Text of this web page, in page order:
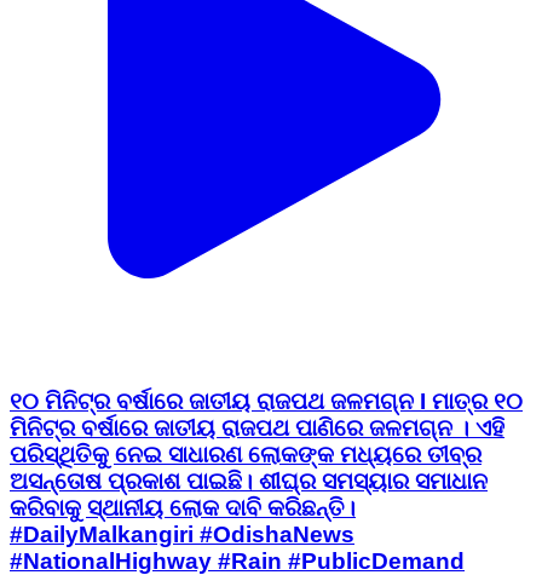
୧୦ ମିନିଟ୍‌ର ବର୍ଷାରେ ଜାତୀୟ ରାଜପଥ ଜଳମଗ୍ନ I ମାତ୍ର ୧୦
ମିନିଟ୍‌ର ବର୍ଷାରେ ଜାତୀୟ ରାଜପଥ ପାଣିରେ ଜଳମଗ୍ନ । ଏହି
ପରିସ୍ଥିତିକୁ ନେଇ ସାଧାରଣ ଲୋକଙ୍କ ମଧ୍ୟରେ ତୀବ୍ର
ଅସନ୍ତୋଷ ପ୍ରକାଶ ପାଇଛି। ଶୀଘ୍ର ସମସ୍ୟାର ସମାଧାନ
କରିବାକୁ ସ୍ଥାନୀୟ ଲୋକ ଦାବି କରିଛନ୍ତି।
#DailyMalkangiri #OdishaNews
#NationalHighway #Rain #PublicDemand